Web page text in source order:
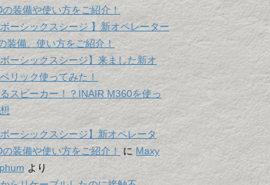
の装備や使い方をご紹介！
ーシックスシージ 】新オペレーター
装備、使い方をご紹介！
ボーシックスシージ】来ました新オ
リック使ってみた！
スピーカー！？INAIR M360を使っ
ボーシックスシージ】新オペレータ
の装備や使い方をご紹介！
に Maxy
より